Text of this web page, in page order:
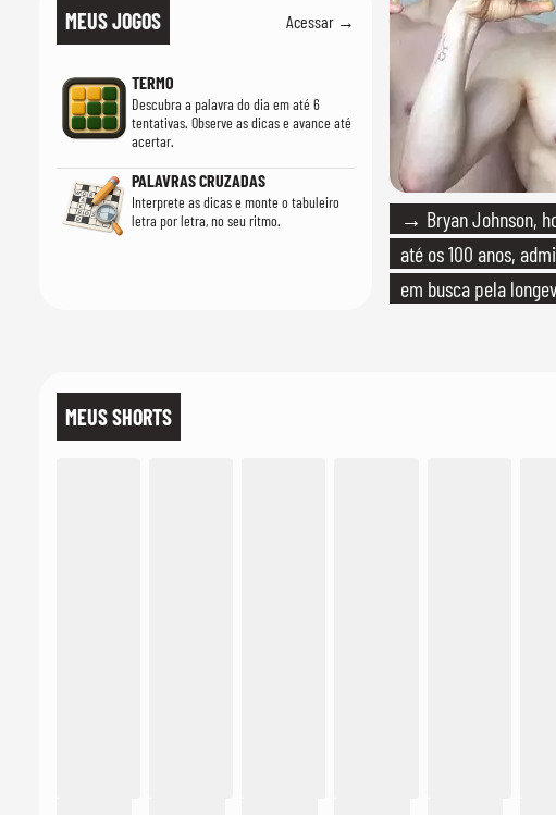
MEUS JOGOS Acessar →
TERMO
Descubra a palavra do dia em até 6
tentativas. Observe as dicas e avance até
acertar.
PALAVRAS CRUZADAS
Interprete as dicas e monte o tabuleiro
letra por letra, no seu ritmo.
→ Bryan Johnson,
até os 100 anos,
em busca pela
MEUS SHORTS